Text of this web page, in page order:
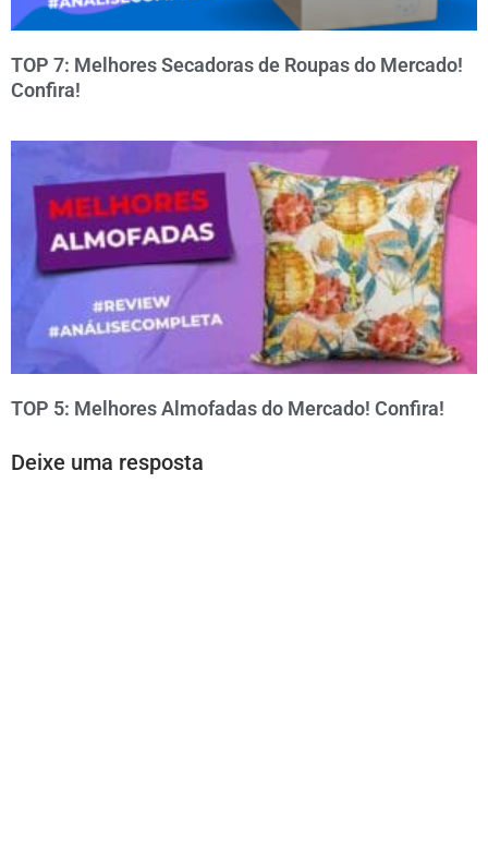
TOP 7: Melhores Secadoras de Roupas do Mercado!
Confira!
TOP 5: Melhores Almofadas do Mercado! Confira!
Deixe uma resposta